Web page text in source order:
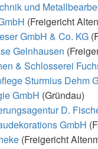
und
(Freigericht
GmbH & Co. KG
Gelnhausen
& Schlosserei
Sturmius Dehm
GmbH (Gründau)
D.
GmbH
(Freigericht